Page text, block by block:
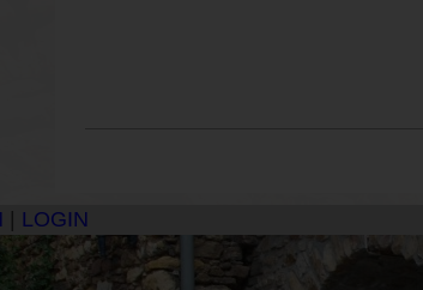
LOGIN